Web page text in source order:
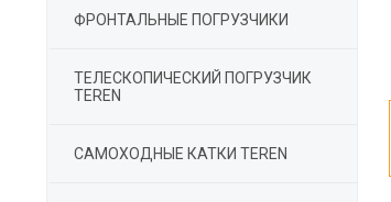
ФРОНТАЛЬНЫЕ ПОГРУЗЧИКИ
ТЕЛЕСКОПИЧЕСКИЙ ПОГРУЗЧИК
TEREN
САМОХОДНЫЕ КАТКИ TEREN